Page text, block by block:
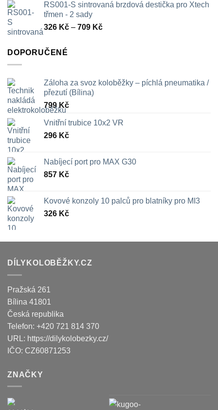
RS001-S sintrovaná brzdová destička pro Xtech
třmen - 2 sady
326 Kč – 709 KčRozpětí
DOPORUČENÉ
Záloha za svoz koloběžky – píchlá pneumatika /
přezutí (Bílina)
799Kč
Vnitřní trubice 10x2 VR
296 Kč
Nabíjecí port pro MAX G30
857 Kč
Kovové konzoly 10 palců pro blatníky pro MI3
326 Kč
DÍLYKOLOBĚŽKY.CZ
Pražská 261
Bílina 41801
Česká republika
Telefon: +420 721 814 370
URL: https://dilykolobezky.cz/
IČO: CZ60871253
ZNAČKY